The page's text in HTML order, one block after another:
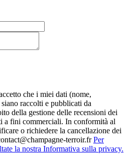
che i miei dati (nome,
raccolti e pubblicati da
della gestione delle recensioni dei
a fini commerciali. In conformità al
o richiedere la cancellazione dei
terroir.frPer
la nostra Informativa sulla privacy.